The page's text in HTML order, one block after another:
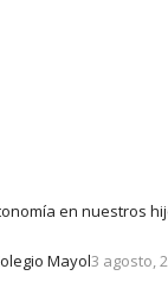
en nuestros
Mayol3 agosto,